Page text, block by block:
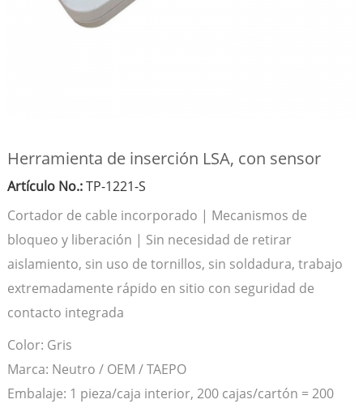
Herramienta de inserción LSA, con sensor
Artículo No.:TP-1221-S
Cortador de cable incorporado | Mecanismos de
bloqueo y liberación | Sin necesidad de retirar
aislamiento, sin uso de tornillos, sin soldadura, trabajo
extremadamente rápido en sitio con seguridad de
contacto integrada
Color: Gris
Marca: Neutro / OEM / TAEPO
Embalaje: 1 pieza/caja interior, 200 cajas/cartón = 200